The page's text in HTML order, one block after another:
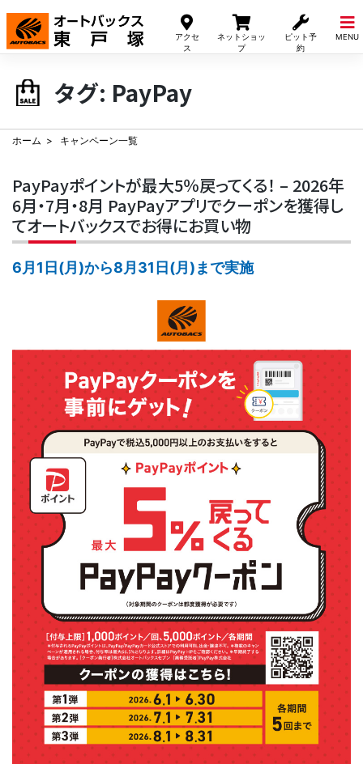
アクセ
ス
ネットショッ
プ
ピット予
約
MENU
Skip
content
タグ: PayPay
ホーム キャンペーン一覧
PayPayポイントが最大5％戻ってくる！ – 2026年
6月・7月・8月 PayPayアプリでクーポンを獲得し
てオートバックスでお得にお買い物
6月1日(月)から8月31日(月)まで実施